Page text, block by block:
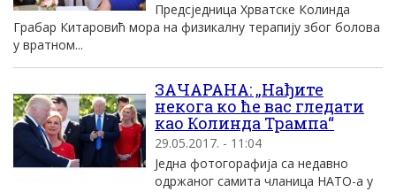
Предсједница Хрватске Колинда
Грабар Китаровић мора на физикалну терапију због болова
у вратном...
ЗАЧАРАНА: „Нађите
некога ко ће вас гледати
као Колинда Трампа“
29.05.2017. - 11:04
Једна фотогорафија са недавно
одржаног самита чланица НАТО-а у